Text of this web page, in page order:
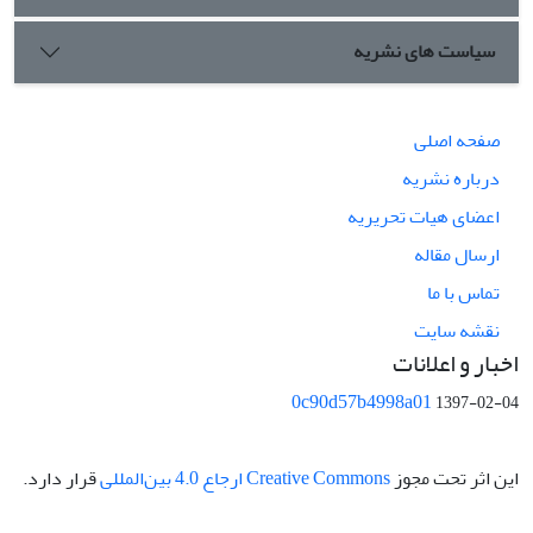
سیاست های نشریه
صفحه اصلی
درباره نشریه
اعضای هیات تحریریه
ارسال مقاله
تماس با ما
نقشه سایت
اخبار و اعلانات
0c90d57b4998a011397-02-04
این اثر تحت مجوز Creative Commons ارجاع 4.0 بین‌المللی قرار دارد.